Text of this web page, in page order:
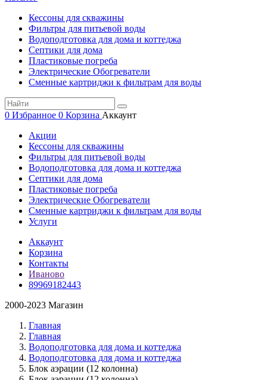
Кессоны для скважины
Фильтры для питьевой воды
Водоподготовка для дома и коттеджа
Септики для дома
Пластиковые погреба
Электрические Обогреватели
Сменные картриджи к фильтрам для воды
0 Избранное 0 Корзина Аккаунт
Акции
Кессоны для скважины
Фильтры для питьевой воды
Водоподготовка для дома и коттеджа
Септики для дома
Пластиковые погреба
Электрические Обогреватели
Сменные картриджи к фильтрам для воды
Услуги
Аккаунт
Корзина
Контакты
Иваново
89969182443
2000-2023 Магазин
Главная
Главная
Водоподготовка для дома и коттеджа
Водоподготовка для дома и коттеджа
Блок аэрации (12 колонна)